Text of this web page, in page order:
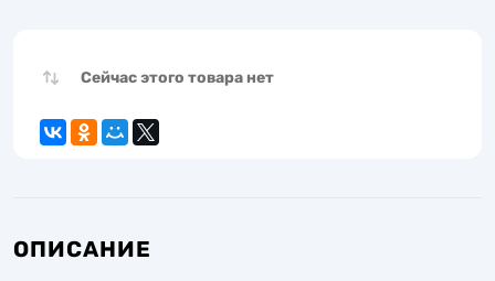
Сейчас этого товара нет
ОПИСАНИЕ